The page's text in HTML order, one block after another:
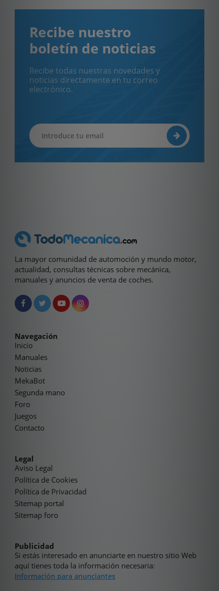
Recibe nuestro
boletín de noticias
Recibe todas nuestras novedades y
noticias directamente en tu correo
electrónico.
La mayor comunidad de automoción y mundo motor,
actualidad, consultas técnicas sobre mecánica,
manuales y anuncios de venta de coches.
Navegación
Inicio
Manuales
Noticias
MekaBot
Segunda mano
Foro
Juegos
Contacto
Legal
Aviso Legal
Política de Cookies
Política de Privacidad
Sitemap portal
Sitemap foro
Publicidad
Si estás interesado en anunciarte en nuestro sitio Web
aquí tienes toda la información necesaria:
Información para anunciantes